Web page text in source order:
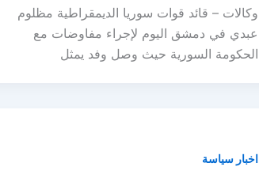
وكالات – قائد قوات سوريا الديمقراطية مظلوم
عبدي في دمشق اليوم لإجراء مفاوضات مع
الحكومة السورية حيث وصل وفد يمثل
اخبار سياسة